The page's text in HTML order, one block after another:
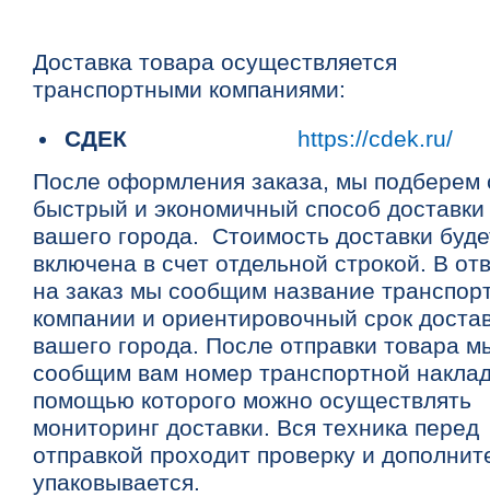
Доставка товара осуществляется
транспортными компаниями:
СДЕК https://cdek.ru/
После оформления заказа, мы подберем
быстрый и экономичный способ
вашего города. Стоимость доставки
включена в счет отдельной строкой. В
на заказ мы сообщим название
компании и ориентировочный срок
вашего города. После отправки товара
сообщим вам номер транспортной
помощью которого можно осуществлять
мониторинг доставки. Вся техника перед
отправкой проходит проверку и
упаковывается.